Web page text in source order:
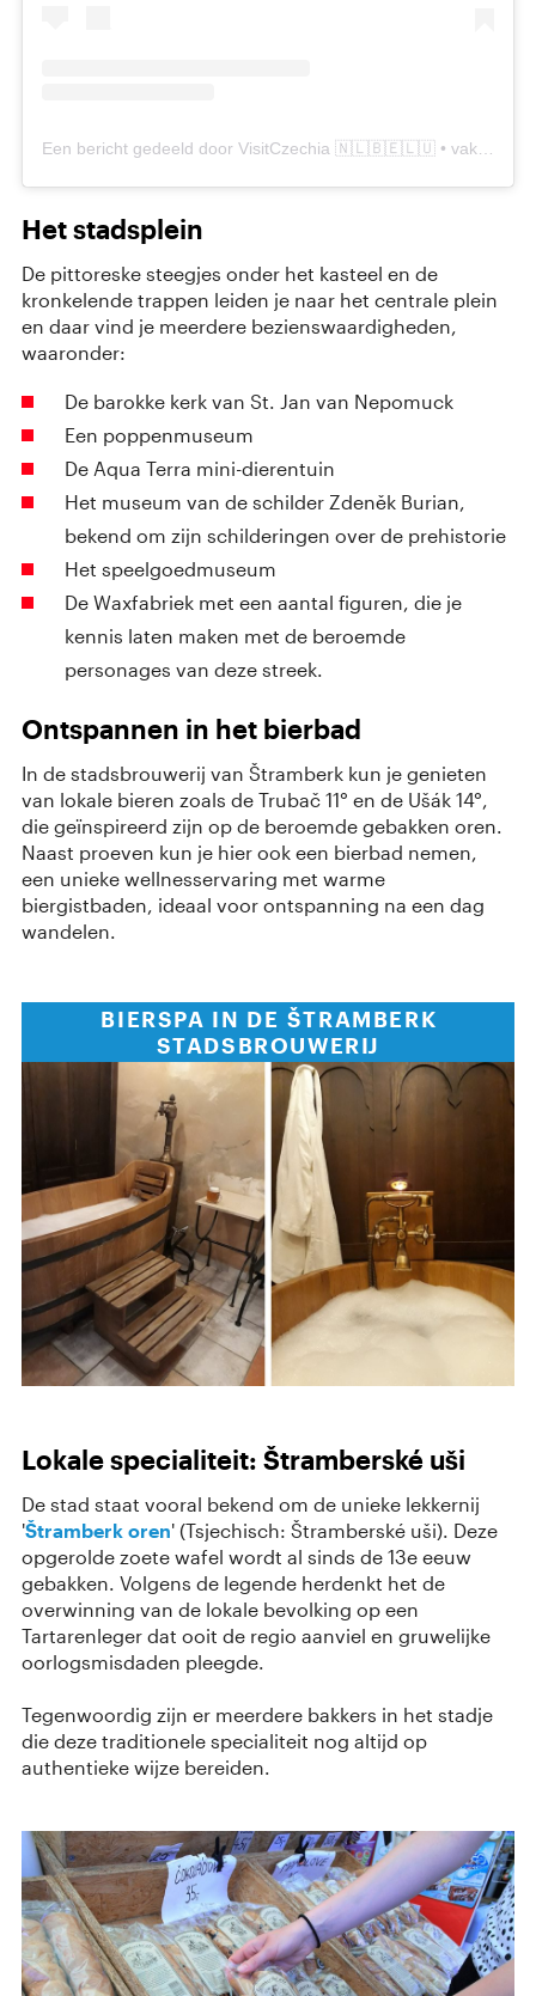
Het stadsplein
De pittoreske steegjes onder het kasteel en de
kronkelende trappen leiden je naar het centrale plein
en daar vind je meerdere bezienswaardigheden,
waaronder:
De barokke kerk van St. Jan van Nepomuck
Een poppenmuseum
De Aqua Terra mini-dierentuin
Het museum van de schilder Zdeněk Burian,
bekend om zijn schilderingen over de prehistorie
Het speelgoedmuseum
De Waxfabriek met een aantal figuren, die je
kennis laten maken met de beroemde
personages van deze streek.
Ontspannen in het bierbad
In de stadsbrouwerij van Štramberk kun je genieten
van lokale bieren zoals de Trubač 11° en de Ušák 14°,
die geïnspireerd zijn op de beroemde gebakken oren.
Naast proeven kun je hier ook een bierbad nemen,
een unieke wellnesservaring met warme
biergistbaden, ideaal voor ontspanning na een dag
wandelen.
BIERSPA IN DE ŠTRAMBERK
STADSBROUWERIJ
Lokale specialiteit: Štramberské uši
De stad staat vooral bekend om de unieke lekkernij
'Štramberk oren' (Tsjechisch: Štramberské uši). Deze
opgerolde zoete wafel wordt al sinds de 13e eeuw
gebakken. Volgens de legende herdenkt het de
overwinning van de lokale bevolking op een
Tartarenleger dat ooit de regio aanviel en gruwelijke
oorlogsmisdaden pleegde.
Tegenwoordig zijn er meerdere bakkers in het stadje
die deze traditionele specialiteit nog altijd op
authentieke wijze bereiden.